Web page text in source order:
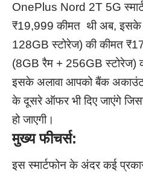
OnePlus Nord 2T 5G
₹19,999 कीमत थी अब, इसके
128GB स्टोरेज) की कीमत
(8GB रैम + 256GB स्टोरेज)
इसके अलावा आपको बैंक
के दूसरे ऑफर भी दिए जाएंगे
हो जाएगी।
मुख्य फीचर्स:
इस स्मार्टफोन के अंदर कई